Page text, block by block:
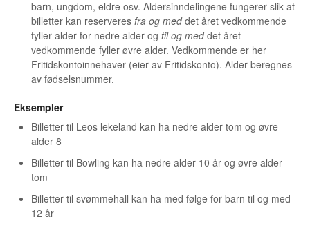
barn, ungdom, eldre osv. Aldersinndelingene fungerer slik at
billetter kan reserveres fra og meddet året vedkommende
fyller alder for nedre alder og til og meddet året
vedkommende fyller øvre alder. Vedkommende er her
Fritidskontoinnehaver (eier av Fritidskonto). Alder beregnes
av fødselsnummer.
Eksempler
Billetter til Leos lekeland kan ha nedre alder tom og øvre
alder 8
Billetter til Bowling kan ha nedre alder 10 år og øvre alder
tom
Billetter til svømmehall kan ha med følge for barn til og med
12 år